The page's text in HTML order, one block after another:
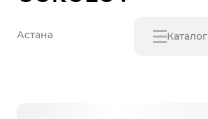
Астана Каталог